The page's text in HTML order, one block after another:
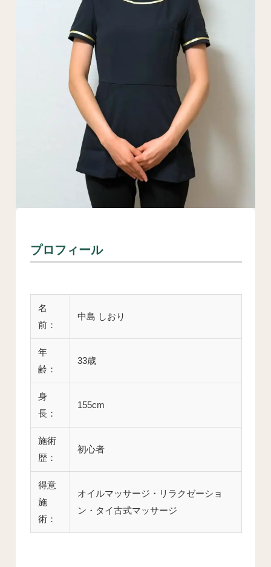
プロフィール
名
前：
中島 しおり
年
齢：
33歳
身
長：
155cm
施術
歴：
初心者
得意
施
術：
オイルマッサージ・リラクゼーショ
ン・タイ古式マッサージ